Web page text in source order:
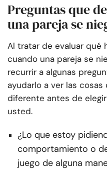
Preguntas que
una pareja se
Al tratar de evaluar qué
cuando una pareja se
recurrir a algunas
ayudarlo a ver las
diferente antes de
usted.
¿Lo que estoy
comportamiento o
juego de alguna